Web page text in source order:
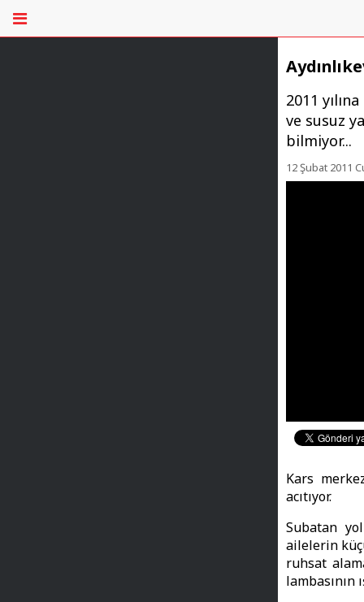
2011
ve susuz
bilmiyor...
12 Şubat 2011
Kars
acıtıyor.
Subatan
ailelerin
ruhsat
lambasının